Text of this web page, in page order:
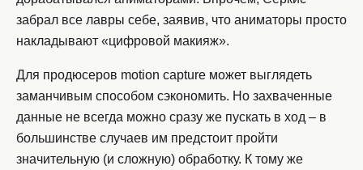
забрал все лавры себе, заявив, что аниматоры просто
накладывают «цифровой макияж».
Для продюсеров motion capture может выглядеть
заманчивым способом сэкономить. Но захваченные
данные не всегда можно сразу же пускать в ход – в
большинстве случаев им предстоит пройти
значительную (и сложную) обработку. К тому же